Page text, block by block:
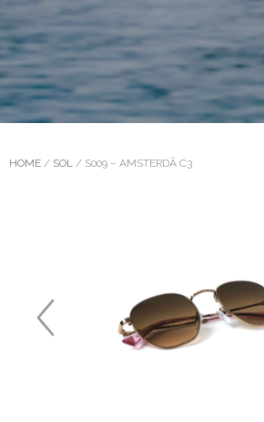
HOME / SOL / S009 – AMSTERDÃ C3